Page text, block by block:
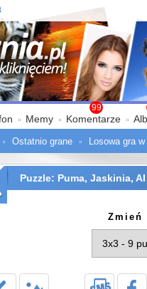
99
Memy Komentarze
Ostatnio grane Losowa gra
Puzzle: Puma, Jaskinia, AI
Zmień